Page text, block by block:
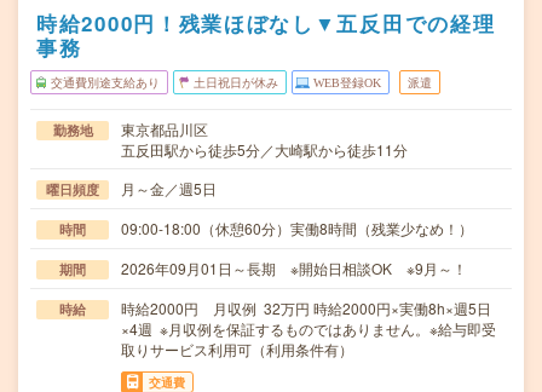
時給2000円！残業ほぼなし▼五反田での経理
事務
交通費別途支給あり 土日祝日が休み WEB登録OK 派遣
勤務地
東京都品川区
五反田駅から徒歩5分／大崎駅から徒歩11分
曜日頻度 月～金／週5日
時間 09:00-18:00（休憩60分）実働8時間（残業少なめ！）
期間 2026年09月01日～長期 ※開始日相談OK ※9月～！
時給
時給2000円 月収例 32万円 時給2000円×実働8h×週5日
×4週 ※月収例を保証するものではありません。※給与即受
取りサービス利用可（利用条件有）
交通費